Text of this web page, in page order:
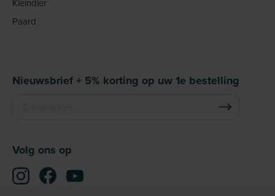
Kleindier
Paard
Nieuwsbrief + 5% korting op uw 1e bestelling
Volg ons op